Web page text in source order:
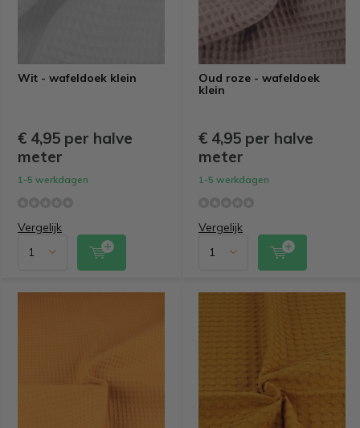
Wit - wafeldoek klein
€ 4,95 per halve
meter
1-5 werkdagen
Vergelijk
Oud roze - wafeldoek
klein
€ 4,95 per halve
meter
1-5 werkdagen
Vergelijk